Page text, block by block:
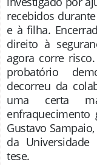
recebidos
e à filha.
direito à
agora corre
probatório
decorreu da
uma certa
enfraquecimento
Gustavo
da Universidade
tese.